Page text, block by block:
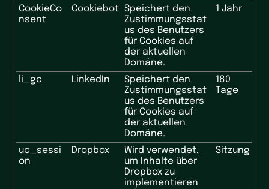
CookieCo
nsent
Cookiebot Speichert den
Zustimmungsstat
us des Benutzers
für Cookies auf
der aktuellen
Domäne.
1 Jahr
li_gc LinkedIn
Speichert den
Zustimmungsstat
us des Benutzers
für Cookies auf
der aktuellen
Domäne.
180
Tage
uc_sessi
on
Dropbox
Wird verwendet,
um Inhalte über
Dropbox zu
implementieren
Sitzung